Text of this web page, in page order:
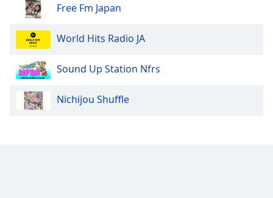
Opacity
Color
Opacity
Free Fm Japan
World Hits Radio JA
Sound Up Station Nfrs
Nichijou Shuffle